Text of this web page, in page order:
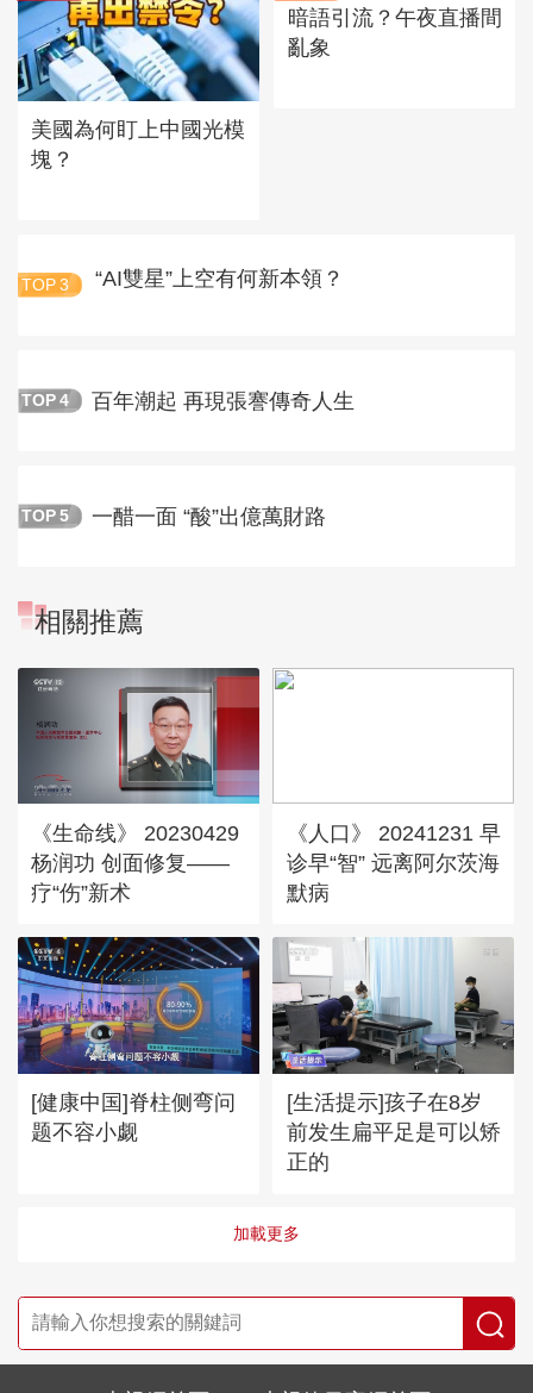
美國為何盯上中國光模
塊？
暗語引流？午夜直播間
亂象
TOP 3 “AI雙星”上空有何新本領？
TOP 4 百年潮起 再現張謇傳奇人生
TOP 5 一醋一面 “酸”出億萬財路
相關推薦
《生命线》 20230429
杨润功 创面修复——
疗“伤”新术
《人口》 20241231 早
诊早“智” 远离阿尔茨海
默病
[健康中国]脊柱侧弯问
题不容小觑
[生活提示]孩子在8岁
前发生扁平足是可以矫
正的
加載更多